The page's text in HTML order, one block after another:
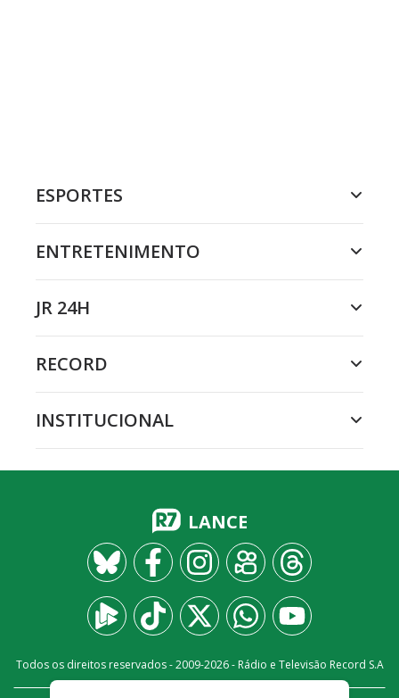
ESPORTES
ENTRETENIMENTO
JR 24H
RECORD
INSTITUCIONAL
LANCE
Todos os direitos reservados - 2009-2026- Rádio e Televisão Record S.A